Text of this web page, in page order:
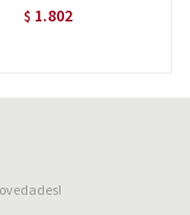
$ 1.802